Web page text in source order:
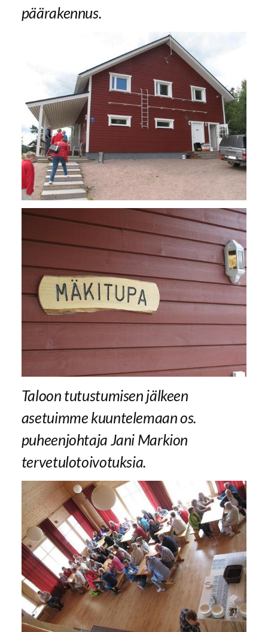
päärakennus.
Taloon tutustumisen jälkeen
asetuimme kuuntelemaan os.
puheenjohtaja Jani Markion
tervetulotoivotuksia.